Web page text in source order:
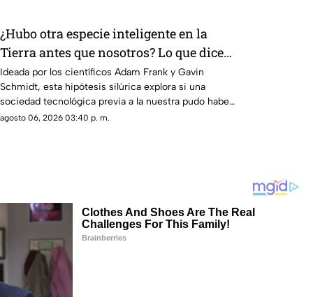
¿Hubo otra especie inteligente en la
Tierra antes que nosotros? Lo que dice
la ciencia sobre la hipótesis silúrica
Ideada por los científicos Adam Frank y Gavin
Schmidt, esta hipótesis silúrica explora si una
sociedad tecnológica previa a la nuestra pudo haber
habitado la Tierra
agosto 06, 2026 03:40 p. m.